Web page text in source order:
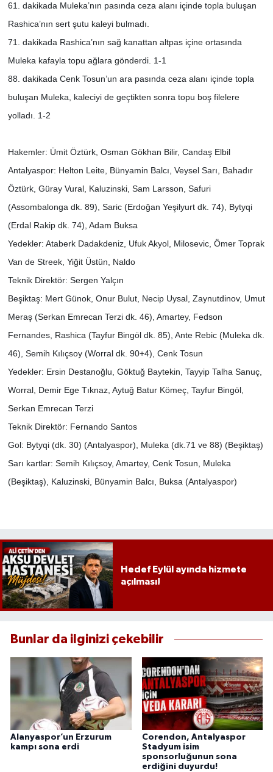
61. dakikada Muleka’nın pasında ceza alanı içinde topla buluşan
Rashica’nın sert şutu kaleyi bulmadı.
71. dakikada Rashica’nın sağ kanattan altpas içine ortasında
Muleka kafayla topu ağlara gönderdi. 1-1
88. dakikada Cenk Tosun’un ara pasında ceza alanı içinde topla
buluşan Muleka, kaleciyi de geçtikten sonra topu boş filelere
yolladı. 1-2
Hakemler: Ümit Öztürk, Osman Gökhan Bilir, Candaş Elbil
Antalyaspor: Helton Leite, Bünyamin Balcı, Veysel Sarı, Bahadır
Öztürk, Güray Vural, Kaluzinski, Sam Larsson, Safuri
(Assombalonga dk. 89), Saric (Erdoğan Yeşilyurt dk. 74), Bytyqi
(Erdal Rakip dk. 74), Adam Buksa
Yedekler: Ataberk Dadakdeniz, Ufuk Akyol, Milosevic, Ömer Toprak
Van de Streek, Yiğit Üstün, Naldo
Teknik Direktör: Sergen Yalçın
Beşiktaş: Mert Günok, Onur Bulut, Necip Uysal, Zaynutdinov, Umut
Meraş (Serkan Emrecan Terzi dk. 46), Amartey, Fedson
Fernandes, Rashica (Tayfur Bingöl dk. 85), Ante Rebic (Muleka dk.
46), Semih Kılıçsoy (Worral dk. 90+4), Cenk Tosun
Yedekler: Ersin Destanoğlu, Göktuğ Baytekin, Tayyip Talha Sanuç,
Worral, Demir Ege Tıknaz, Aytuğ Batur Kömeç, Tayfur Bingöl,
Serkan Emrecan Terzi
Teknik Direktör: Fernando Santos
Gol: Bytyqi (dk. 30) (Antalyaspor), Muleka (dk.71 ve 88) (Beşiktaş)
Sarı kartlar: Semih Kılıçsoy, Amartey, Cenk Tosun, Muleka
(Beşiktaş), Kaluzinski, Bünyamin Balcı, Buksa (Antalyaspor)
Hedef Eylül ayında hizmete
açılması!
Bunlar da ilginizi çekebilir
Alanyaspor’un Erzurum
kampı sona erdi
Corendon, Antalyaspor
Stadyum isim
sponsorluğunun sona
erdiğini duyurdu!